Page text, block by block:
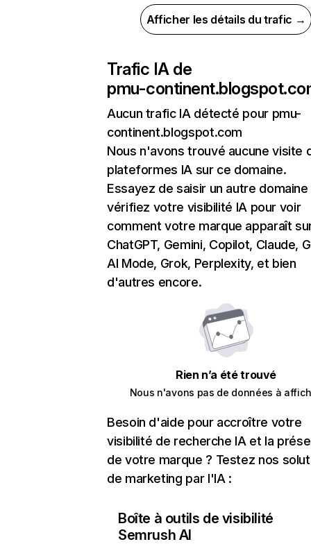
Afficher les détails du trafic →
Trafic IA de
pmu-
Aucun trafic IA détecté pour pmu-
continent.blogspot.com
Nous n'avons trouvé aucune visite
plateformes IA sur ce domaine.
Essayez de saisir un autre domaine
vérifiez votre visibilité IA pour voir
comment votre marque apparaît
ChatGPT, Gemini, Copilot, Claude,
AI Mode, Grok, Perplexity, et bien
d'autres encore.
Rien n’a été trouvé
Nous n'avons pas de données à
Besoin d'aide pour accroître votre
visibilité de recherche IA et la
de votre marque ? Testez nos
de marketing par l'IA :
Boîte à outils de visibilité
Semrush AI